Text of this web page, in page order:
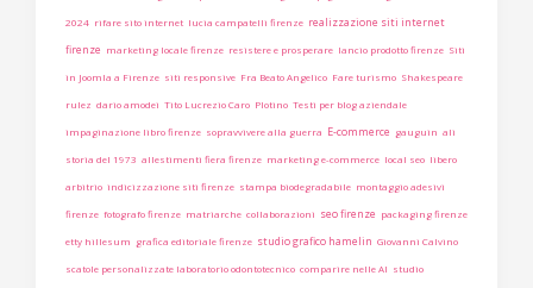
2024 rifare sito internet lucia campatelli firenze realizzazione siti internet
firenze marketing locale firenze resistere e prosperare lancio prodotto firenze Siti
in Joomla a Firenze siti responsive Fra Beato Angelico Fare turismo Shakespeare
rulez dario amodei Tito Lucrezio Caro Plotino Testi per blog aziendale
impaginazione libro firenze sopravvivere alla guerra E-commerce gauguin ali
storia del 1973 allestimenti fiera firenze marketing e-commerce local seo libero
arbitrio indicizzazione siti firenze stampa biodegradabile montaggio adesivi
firenze fotografo firenze matriarche collaborazioni seo firenze packaging firenze
etty hillesum grafica editoriale firenze studio grafico hamelin Giovanni Calvino
scatole personalizzate laboratorio odontotecnico comparire nelle AI studio